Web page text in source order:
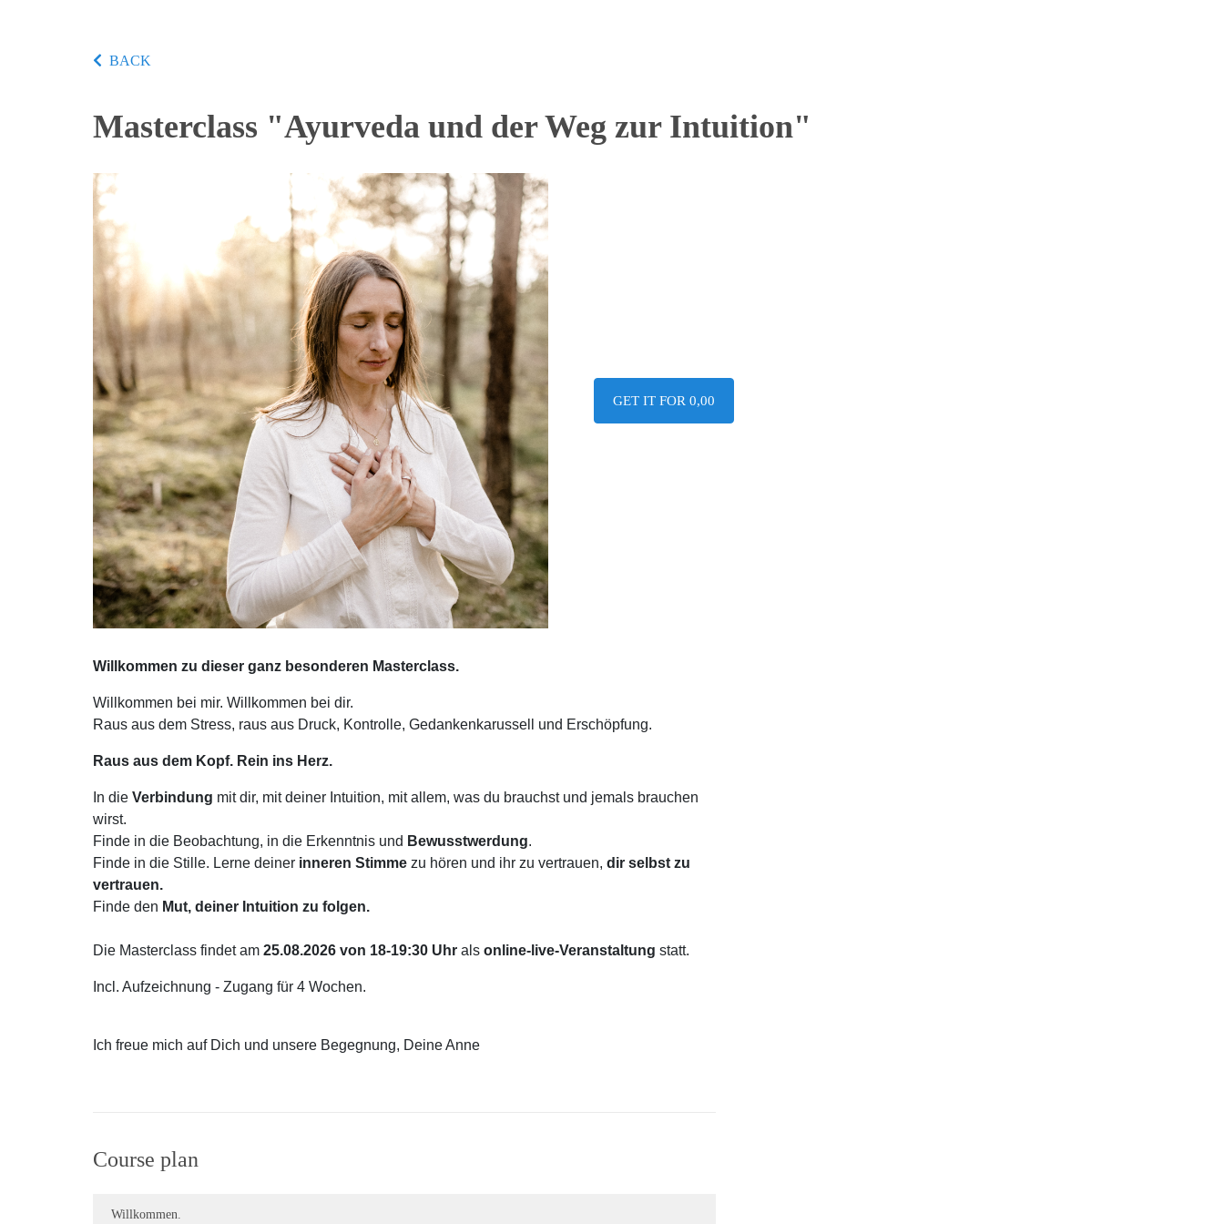
BACK
Masterclass "Ayurveda und der Weg zur Intuition"
GET IT FOR 0,00
Willkommen zu dieser ganz besonderen Masterclass.
Willkommen bei mir. Willkommen bei dir.
Raus aus dem Stress, raus aus Druck, Kontrolle, Gedankenkarussell und Erschöpfung.
Raus aus dem Kopf. Rein ins Herz.
In die Verbindung mit dir, mit deiner Intuition, mit allem, was du brauchst und jemals brauchen
wirst.
Finde in die Beobachtung, in die Erkenntnis und Bewusstwerdung.
Finde in die Stille. Lerne deiner inneren Stimme zu hören und ihr zu vertrauen, dir selbst zu
vertrauen.
Finde den Mut, deiner Intuition zu folgen.
Die Masterclass findet am 25.08.2026 von 18-19:30 Uhr als online-live-Veranstaltung statt.
Incl. Aufzeichnung - Zugang für 4 Wochen.
Ich freue mich auf Dich und unsere Begegnung, Deine Anne
Course plan
Willkommen.